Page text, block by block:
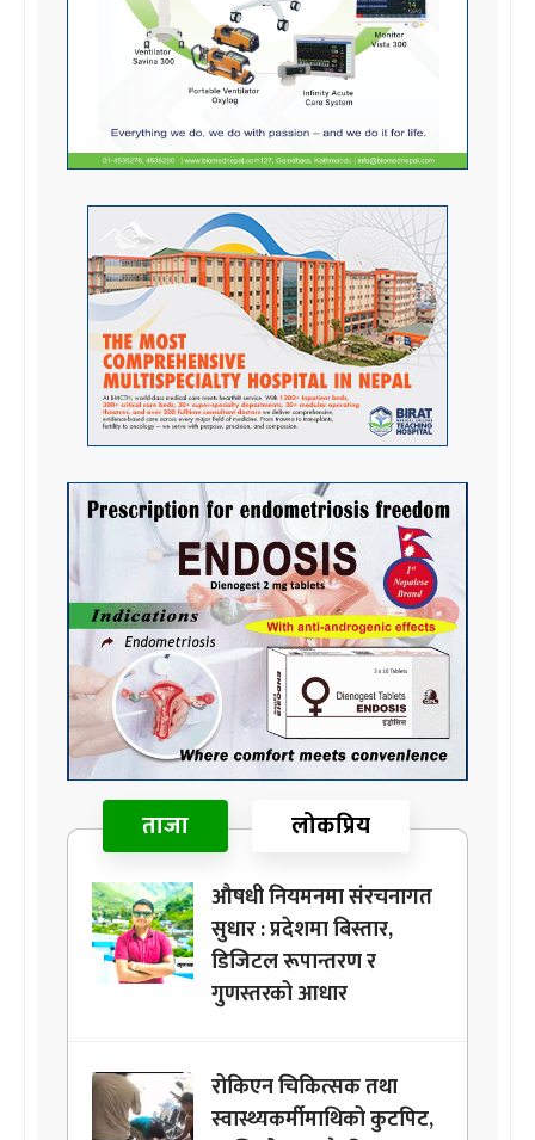
ताजा लोकप्रिय
औषधी नियमनमा संरचनागत
सुधार : प्रदेशमा बिस्तार,
डिजिटल रूपान्तरण र
गुणस्तरको आधार
रोकिएन चिकित्सक तथा
स्वास्थ्यकर्मीमाथिको कुटपिट,